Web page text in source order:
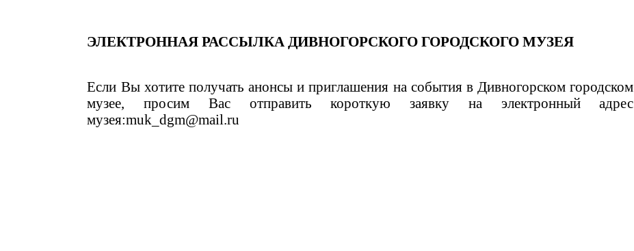
ЭЛЕКТРОННАЯ РАССЫЛКА ДИВНОГОРСКОГО ГОРОДСКОГО МУЗЕЯ
Если Вы хотите получать анонсы и приглашения на события в Дивногорском городском
музее, просим Вас отправить короткую заявку на электронный адрес
музея:muk_dgm@mail.ru